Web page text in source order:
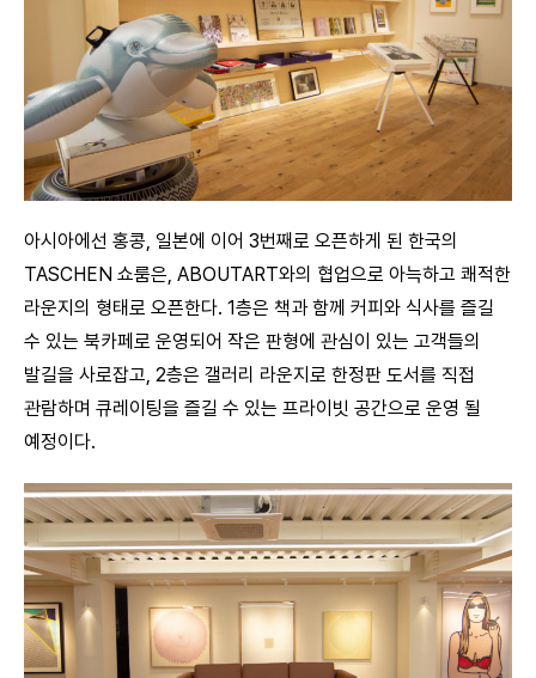
아시아에선 홍콩, 일본에 이어 3번째로 오픈하게 된 한국의
TASCHEN 쇼룸은, ABOUTART와의 협업으로 아늑하고 쾌적한
라운지의 형태로 오픈한다. 1층은 책과 함께 커피와 식사를 즐길
수 있는 북카페로 운영되어 작은 판형에 관심이 있는 고객들의
발길을 사로잡고, 2층은 갤러리 라운지로 한정판 도서를 직접
관람하며 큐레이팅을 즐길 수 있는 프라이빗 공간으로 운영 될
예정이다.